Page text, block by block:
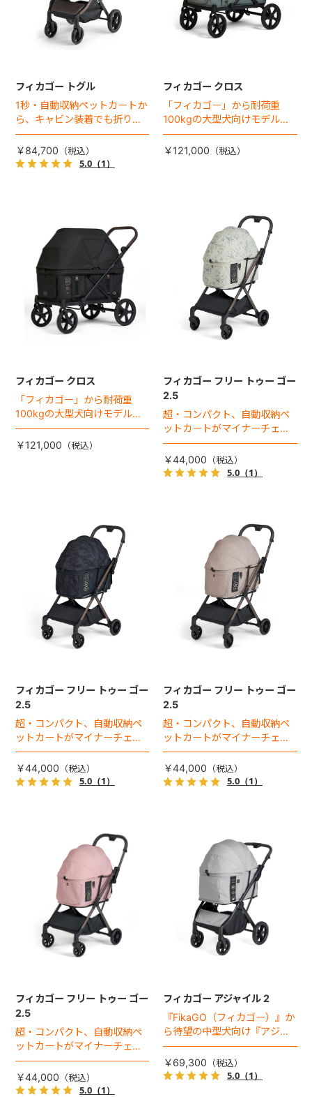
フィカゴー トグル
1秒・自動収納ペットカートか
ら、キャビン装着でも折りた
ためるモデルが登場！
￥84,700
5.0（1）
フィカゴー クロス
「フィカゴー」から耐荷重
100kgの大型犬向けモデルが
登場。
￥121,000
フィカゴー クロス
「フィカゴー」から耐荷重
100kgの大型犬向けモデルが
登場。
￥121,000
フィカゴー フリー トゥー ゴー
2.5
超・コンパクト、自動収納ペ
ットカートがマイナーチェン
ジ！
￥44,000
5.0（1）
フィカゴー フリー トゥー ゴー
2.5
超・コンパクト、自動収納ペ
ットカートがマイナーチェン
ジ！
￥44,000
5.0（1）
フィカゴー フリー トゥー ゴー
2.5
超・コンパクト、自動収納ペ
ットカートがマイナーチェン
ジ！
￥44,000
5.0（1）
フィカゴー フリー トゥー ゴー
2.5
超・コンパクト、自動収納ペ
ットカートがマイナーチェン
ジ！
￥44,000
5.0（1）
フィカゴー アジャイル 2
『FikaGO（フィカゴー）』か
ら待望の中型犬向け『アジャ
イル２』 登場！耐荷重30kg
で、しかも1秒・自動収納機能
搭載！！
￥69,300
5.0（1）